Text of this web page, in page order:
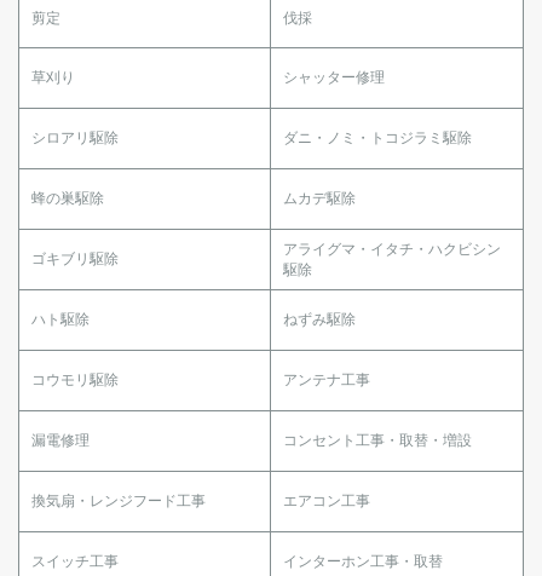
剪定 伐採
草刈り シャッター修理
シロアリ駆除 ダニ・ノミ・トコジラミ駆除
蜂の巣駆除 ムカデ駆除
ゴキブリ駆除
アライグマ・イタチ・ハクビシン
駆除
ハト駆除 ねずみ駆除
コウモリ駆除 アンテナ工事
漏電修理 コンセント工事・取替・増設
換気扇・レンジフード工事 エアコン工事
スイッチ工事 インターホン工事・取替